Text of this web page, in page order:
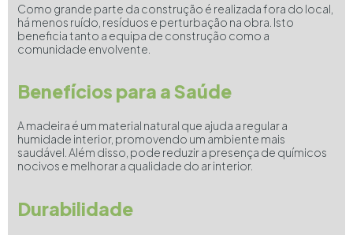
Como grande parte da construção é realizada fora do local,
há menos ruído, resíduos e perturbação na obra. Isto
beneficia tanto a equipa de construção como a
comunidade envolvente.
Benefícios para a Saúde
A madeira é um material natural que ajuda a regular a
humidade interior, promovendo um ambiente mais
saudável. Além disso, pode reduzir a presença de químicos
nocivos e melhorar a qualidade do ar interior.
Durabilidade